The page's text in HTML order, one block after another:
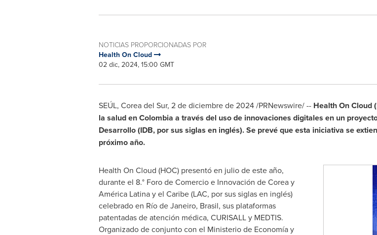
NOTICIAS PROPORCIONADAS POR
Health On Cloud
02 dic, 2024, 15:00 GMT
SEÚL, Corea del Sur, 2 de diciembre de 2024 /PRNewswire/ -- Health On Cloud
la salud enColombia a través del uso de innovaciones digitales en un
Desarrollo (IDB, por sus siglas en inglés). Se prevé que esta iniciativa se
próximo año.
Health On Cloud (HOC) presentó en julio de este año,
durante el 8.° Foro de Comercioe Innovación de Corea y
América Latina y el Caribe (LAC, por sus siglas en inglés)
celebrado en Río de Janeiro, Brasil, sus plataformas
patentadas de atención médica, CURISALL y MEDTIS.
Organizado de conjunto con el Ministerio de Economía y